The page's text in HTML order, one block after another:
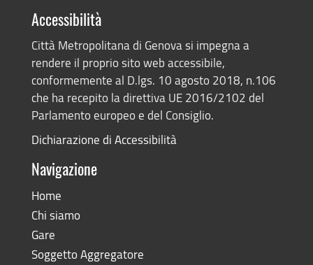
Accessibilità
Città Metropolitana di Genova si impegna a
rendere il proprio sito web accessibile,
conformemente al D.lgs. 10 agosto 2018, n.106
che ha recepito la direttiva UE 2016/2102 del
Parlamento europeo e del Consiglio.
Dichiarazione di Accessibilità
Navigazione
Home
Chi siamo
Gare
Soggetto Aggregatore